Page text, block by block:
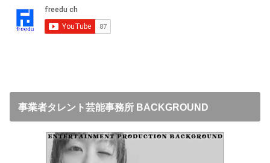
事業者タレント芸能事務所 BACKGROUND